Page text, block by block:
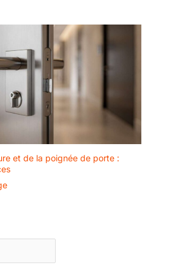
et de la poignée de porte :